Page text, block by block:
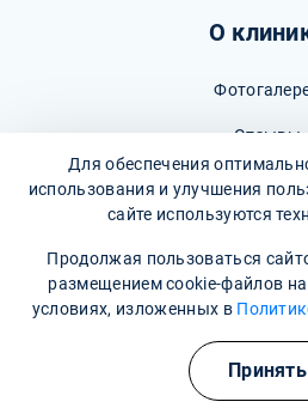
О
Отзывы
Вопрос -
Карта
Политика
Пользовательское
Для обеспечения
использования и улучшения
сайте используются
Продолжая пользоваться
размещением cookie-файлов
условиях, изложенных в
Принять